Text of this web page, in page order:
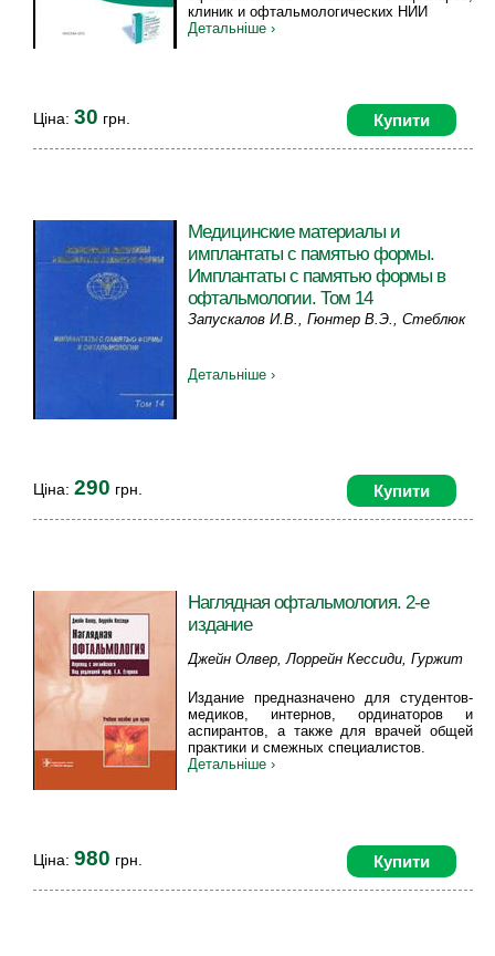
клиник и офтальмологических НИИ
Детальніше ›
Купити
Ціна: 30 грн.
Медицинские материалы и
имплантаты с памятью формы.
Имплантаты с памятью формы в
офтальмологии. Том 14
Запускалов И.В., Гюнтер В.Э., Стеблюк
Могильная Г.М., Новиков В.А., Мельник
Детальніше ›
Купити
Ціна: 290 грн.
Наглядная офтальмология. 2-е
издание
Джейн Олвер, Лоррейн Кессиди, Гуржит
Издание предназначено для студентов-
медиков, интернов, ординаторов и
аспирантов, а также для врачей общей
практики и смежных специалистов.
Детальніше ›
Купити
Ціна: 980 грн.